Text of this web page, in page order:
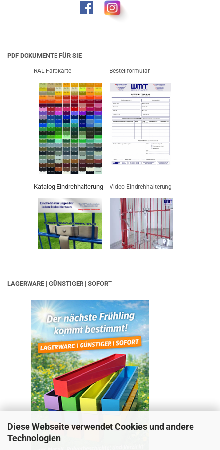
Diese Webseite verwendet Cookies und andere
Technologien
PDF DOKUMENTE FÜR SIE
RAL Farbkarte Bestellformular
Katalog Eindrehhalterung Video Eindrehhalterung
LAGERWARE | GÜNSTIGER | SOFORT